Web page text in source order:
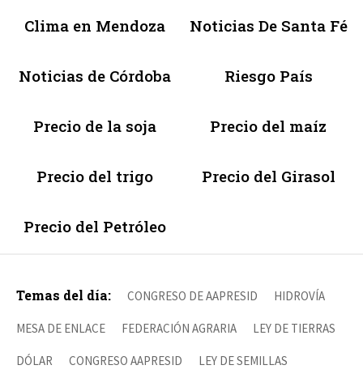
Clima en Mendoza Noticias De Santa Fé
Noticias de Córdoba Riesgo País
Precio de la soja Precio del maíz
Precio del trigo Precio del Girasol
Precio del Petróleo
Temas del día: CONGRESO DE AAPRESID HIDROVÍA
MESA DE ENLACE FEDERACIÓN AGRARIA LEY DE TIERRAS
DÓLAR CONGRESO AAPRESID LEY DE SEMILLAS